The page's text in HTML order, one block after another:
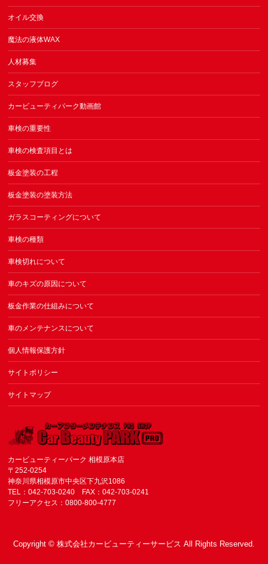
オイル交換
魔法の液体WAX
人材募集
スタッフブログ
カービューティパーク動画館
車検の重要性
車検の検査項目とは
板金塗装の工程
板金塗装の塗装方法
ガラスコーティングについて
車検の種類
車検切れについて
車のキズの原因について
板金作業の仕組みについて
車のメンテナンスについて
個人情報保護方針
サイトポリシー
サイトマップ
カービューティーパーク 相模原本店
〒252-0254
神奈川県相模原市中央区下九沢1086
TEL：042-703-0240 FAX：042-703-0241
フリーアクセス：0800-800-4777
Copyright © 株式会社カービューティーサービス All Rights Reserved.